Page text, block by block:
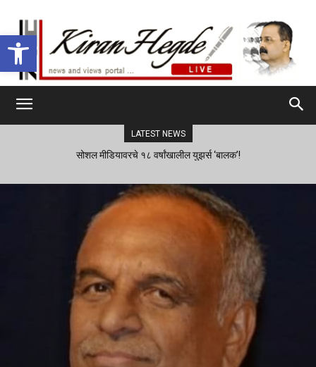
Open toolbar
LATEST NEWS
सोशल मीडियावरचे १८ वर्षांखालील युझर्स ‘बालक’!